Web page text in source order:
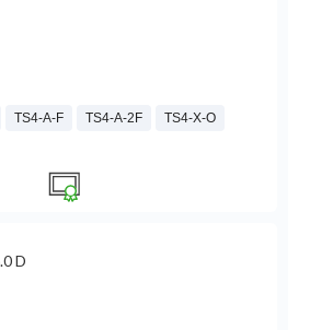
TS4-A-F TS4-A-2F TS4-X-O
D